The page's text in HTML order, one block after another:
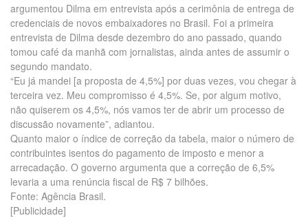
argumentou Dilma em entrevista após a cerimônia de entrega de
credenciais de novos embaixadores no Brasil. Foi a primeira
entrevista de Dilma desde dezembro do ano passado, quando
tomou café da manhã com jornalistas, ainda antes de assumir o
segundo mandato.
“Eu já mandei [a proposta de 4,5%] por duas vezes, vou chegar à
terceira vez. Meu compromisso é 4,5%. Se, por algum motivo,
não quiserem os 4,5%, nós vamos ter de abrir um processo de
discussão novamente”, adiantou.
Quanto maior o índice de correção da tabela, maior o número de
contribuintes isentos do pagamento de imposto e menor a
arrecadação. O governo argumenta que a correção de 6,5%
levaria a uma renúncia fiscal de R$ 7 bilhões.
Fonte: Agência Brasil.
[Publicidade]